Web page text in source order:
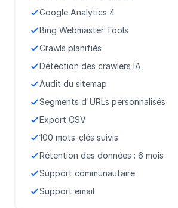
Google Analytics 4
Bing Webmaster Tools
Crawls planifiés
Détection des crawlers IA
Audit du sitemap
Segments d'URLs personnalisés
Export CSV
100 mots-clés suivis
Rétention des données : 6 mois
Support communautaire
Support email